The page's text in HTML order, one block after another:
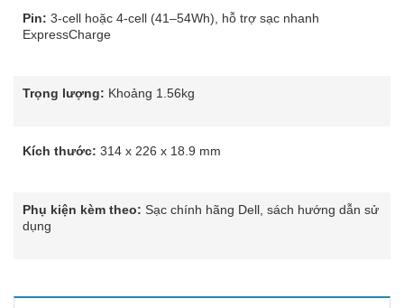
Pin: 3-cell hoặc 4-cell (41–54Wh), hỗ trợ sạc nhanh
ExpressCharge
Trọng lượng: Khoảng 1.56kg
Kích thước: 314 x 226 x 18.9 mm
Phụ kiện kèm theo: Sạc chính hãng Dell, sách hướng dẫn sử
dụng